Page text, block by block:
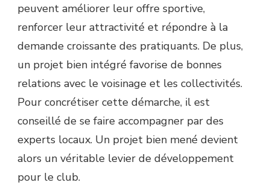
peuvent améliorer leur offre sportive,
renforcer leur attractivité et répondre à la
demande croissante des pratiquants. De plus,
un projet bien intégré favorise de bonnes
relations avec le voisinage et les collectivités.
Pour concrétiser cette démarche, il est
conseillé de se faire accompagner par des
experts locaux. Un projet bien mené devient
alors un véritable levier de développement
pour le club.